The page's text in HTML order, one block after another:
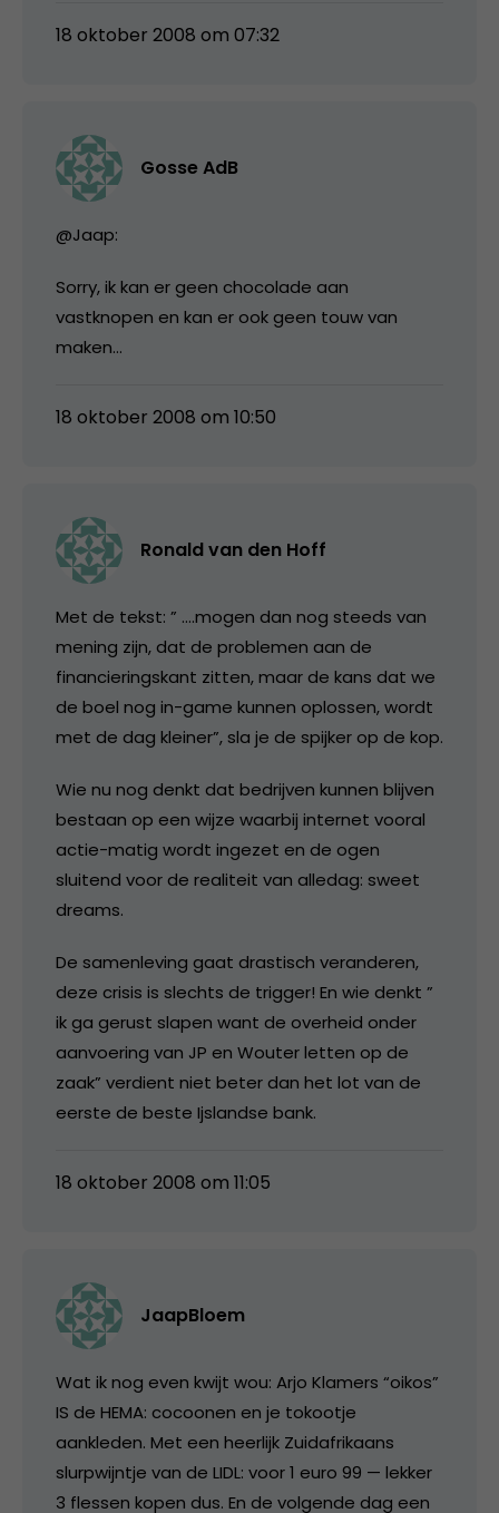
18 oktober 2008 om 07:32
Gosse AdB
@Jaap:
Sorry, ik kan er geen chocolade aan
vastknopen en kan er ook geen touw van
maken…
18 oktober 2008 om 10:50
Ronald van den Hoff
Met de tekst: ” ….mogen dan nog steeds van
mening zijn, dat de problemen aan de
financieringskant zitten, maar de kans dat we
de boel nog in-game kunnen oplossen, wordt
met de dag kleiner”, sla je de spijker op de kop.
Wie nu nog denkt dat bedrijven kunnen blijven
bestaan op een wijze waarbij internet vooral
actie-matig wordt ingezet en de ogen
sluitend voor de realiteit van alledag: sweet
dreams.
De samenleving gaat drastisch veranderen,
deze crisis is slechts de trigger! En wie denkt ”
ik ga gerust slapen want de overheid onder
aanvoering van JP en Wouter letten op de
zaak” verdient niet beter dan het lot van de
eerste de beste Ijslandse bank.
18 oktober 2008 om 11:05
JaapBloem
Wat ik nog even kwijt wou: Arjo Klamers “oikos”
IS de HEMA: cocoonen en je tokootje
aankleden. Met een heerlijk Zuidafrikaans
slurpwijntje van de LIDL: voor 1 euro 99 — lekker
3 flessen kopen dus. En de volgende dag een